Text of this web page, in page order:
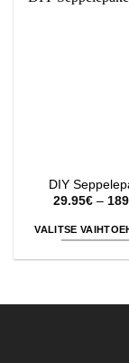
DIY
29.95€ –
VALITSE